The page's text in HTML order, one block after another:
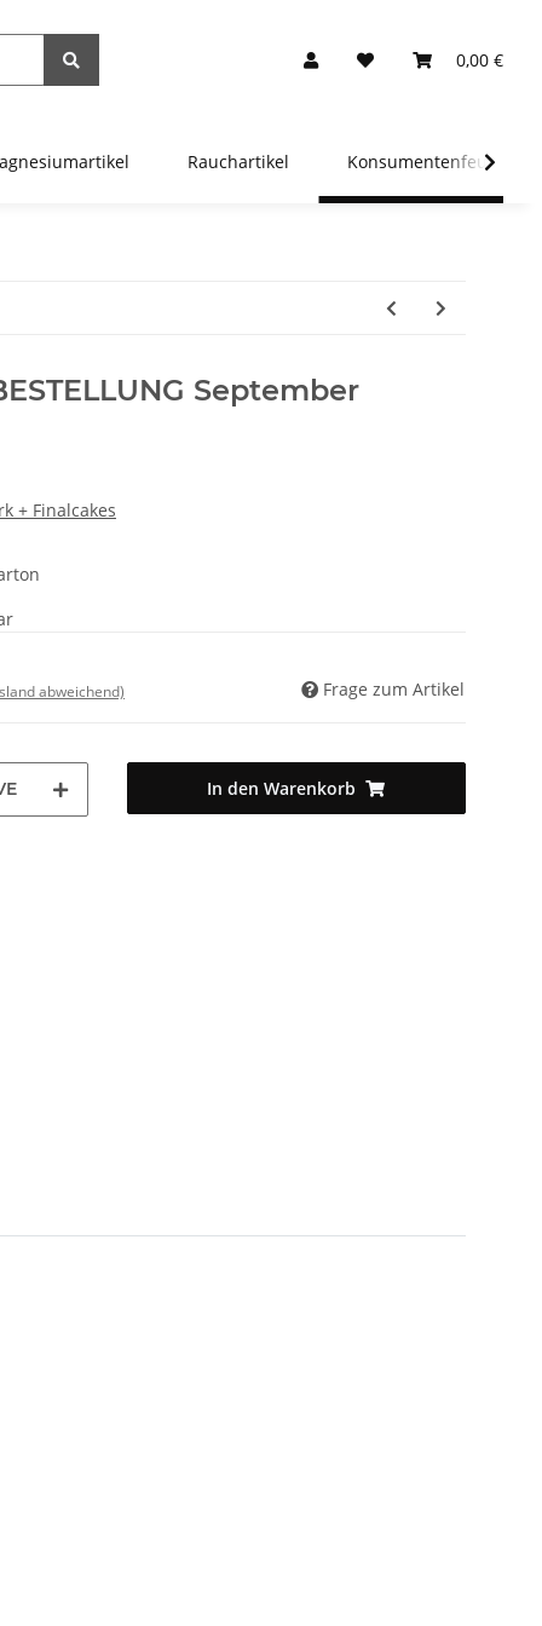
0,00 €
Rauchartikel Konsumentenfeuerwerk
September
+ Finalcakes
abweichend) Frage zum Artikel
In den Warenkorb